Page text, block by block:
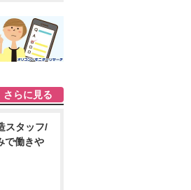
さらに見る
スタッフ/
で働き